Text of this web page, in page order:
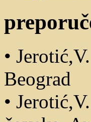
•
Beograd
•